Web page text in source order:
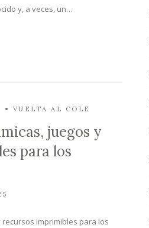
y, a veces, un…
VUELTA AL COLE
juegos y
para los
imprimibles para los